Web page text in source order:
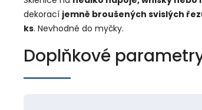
dekorací jemně broušených svislých
ks. Nevhodné do myčky.
Doplňkové